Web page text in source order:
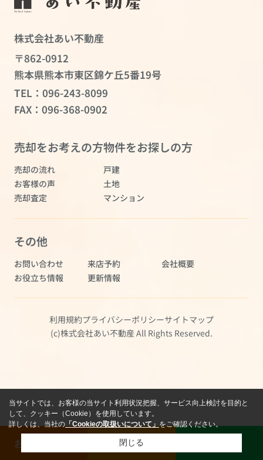
株式会社あい不動産
〒862-0912
熊本県熊本市東区錦ケ丘5番19号
TEL： 096-243-8099
FAX：096-368-0902
売却をお考えの方
売却の流れ
お客様の声
売却査定
物件をお探しの方
戸建
土地
マンション
その他
お問い合わせ 来店予約
会社概要
お役立ち情報
更新情報
利用規約プライバシーポリシーサイトマップ
(c)株式会社あい不動産 All Rights Reserved.
お問い合わせ 売却査定
当サイトでは、お客様の当サイト利用状況把握、サービス向上検討を目的と
して、クッキー（Cookie）を使用しています。
詳しくは、当社の「Cookieの取扱いについて」をご確認ください。
閉じる